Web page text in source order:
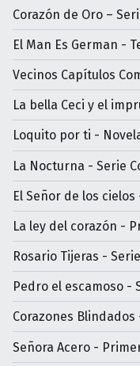
Corazón de Oro –
El Man Es German -
Vecinos Capítulos
La bella Ceci y el
Loquito por ti -
La Nocturna - Serie
El Señor de los
La ley del corazón -
Rosario Tijeras -
Pedro el escamoso -
Corazones Blindados
Señora Acero -